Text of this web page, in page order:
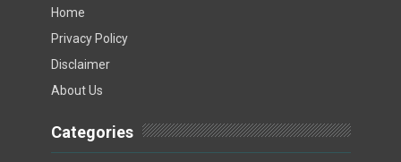
Home
Privacy Policy
Disclaimer
About Us
Categories